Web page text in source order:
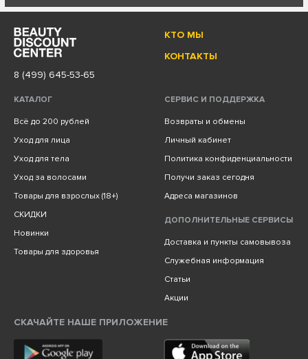
КТО МЫ
КОНТАКТЫ
8 (499) 645-53-65
КАТАЛОГ
Всё до 200 рублей
Уход для лица
Уход для тела
Уход за волосами
Товары для взрослых (18+)
СКИДКИ
Новинки
Товары для здоровья
СЕРВИС И ПОДДЕРЖКА
Возвраты и обмены
Личный кабинет
Политика конфиденциальности
Получи заказ сегодня
Адреса магазинов
ДОПОЛНИТЕЛЬНЫЕ СЕРВИСЫ
Доставка и пункты самовывоза
Служебная информация
Статьи
Акции
СКАЧАЙТЕ НАШЕ ПРИЛОЖЕНИЕ